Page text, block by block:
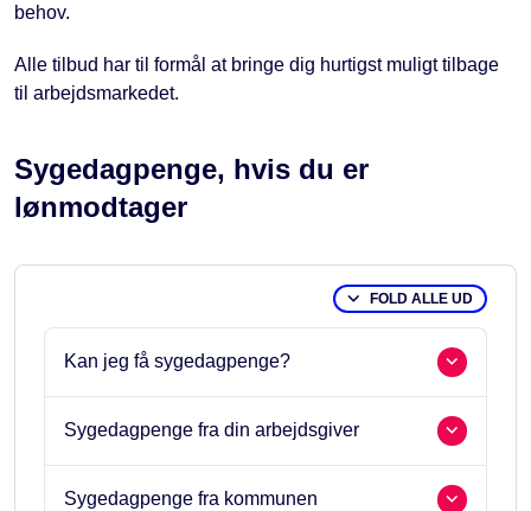
behov.
Alle tilbud har til formål at bringe dig hurtigst muligt tilbage
til arbejdsmarkedet.
Sygedagpenge, hvis du er
lønmodtager
FOLD ALLE UD
Kan jeg få sygedagpenge?
Sygedagpenge fra din arbejdsgiver
Sygedagpenge fra kommunen